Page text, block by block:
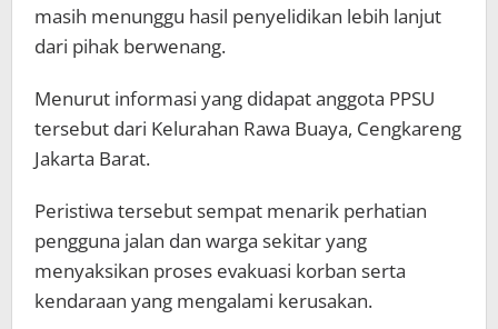
masih menunggu hasil penyelidikan lebih lanjut
dari pihak berwenang.
Menurut informasi yang didapat anggota PPSU
tersebut dari Kelurahan Rawa Buaya, Cengkareng
Jakarta Barat.
Peristiwa tersebut sempat menarik perhatian
pengguna jalan dan warga sekitar yang
menyaksikan proses evakuasi korban serta
kendaraan yang mengalami kerusakan.